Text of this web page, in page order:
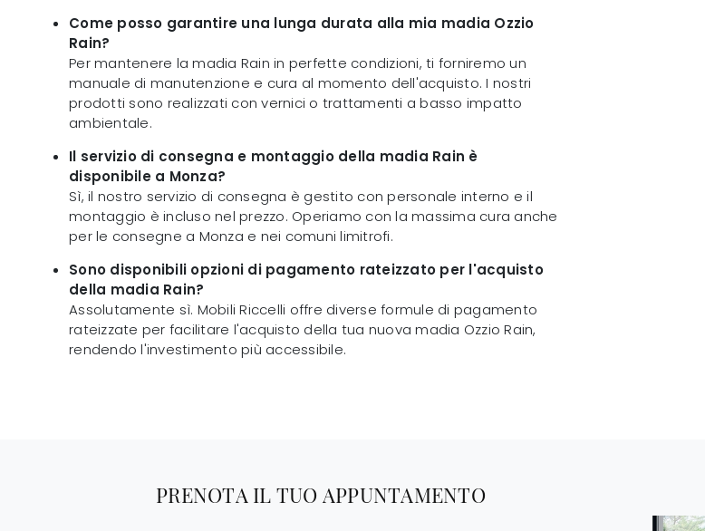
Come posso garantire una lunga durata alla mia madia Ozzio
Rain?
Per mantenere la madia Rain in perfette condizioni, ti forniremo un
manuale di manutenzione e cura al momento dell'acquisto. I nostri
prodotti sono realizzati con vernici o trattamenti a basso impatto
ambientale.
Il servizio di consegna e montaggio della madia Rain è
disponibile a Monza?
Sì, il nostro servizio di consegna è gestito con personale interno e il
montaggio è incluso nel prezzo. Operiamo con la massima cura anche
per le consegne a Monza e nei comuni limitrofi.
Sono disponibili opzioni di pagamento rateizzato per l'acquisto
della madia Rain?
Assolutamente sì. Mobili Riccelli offre diverse formule di pagamento
rateizzate per facilitare l'acquisto della tua nuova madia Ozzio Rain,
rendendo l'investimento più accessibile.
PRENOTA IL TUO APPUNTAMENTO